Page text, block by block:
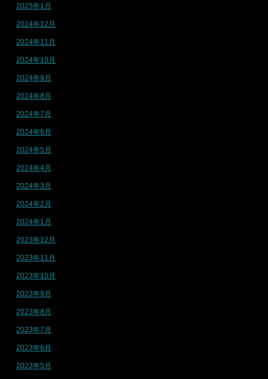
2025年1月
2024年12月
2024年11月
2024年10月
2024年9月
2024年8月
2024年7月
2024年6月
2024年5月
2024年4月
2024年3月
2024年2月
2024年1月
2023年12月
2023年11月
2023年10月
2023年9月
2023年8月
2023年7月
2023年6月
2023年5月